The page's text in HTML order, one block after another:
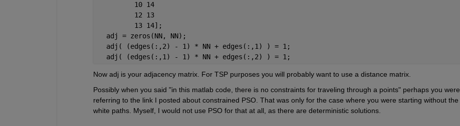
         10 14
         12 13
         13 14];
  adj = zeros(NN, NN);
  adj( (edges(:,2) - 1) * NN + edges(:,1) ) = 1;
  adj( (edges(:,1) - 1) * NN + edges(:,2) ) = 1;
Now adj is your adjacency matrix. For TSP purposes you will probably want to use a distance matrix.
Possibly when you said "in this matlab code, there is no constraints for traveling through a points" perhaps you were
referring to the link I posted about constrained PSO. That was only for the case where you were starting without the
white paths. Myself, I would not use PSO for that at all, as there are deterministic solutions.